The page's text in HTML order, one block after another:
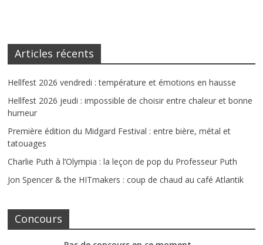
Articles récents
Hellfest 2026 vendredi : température et émotions en hausse
Hellfest 2026 jeudi : impossible de choisir entre chaleur et bonne
humeur
Première édition du Midgard Festival : entre bière, métal et
tatouages
Charlie Puth à l’Olympia : la leçon de pop du Professeur Puth
Jon Spencer & the HITmakers : coup de chaud au café Atlantik
Concours